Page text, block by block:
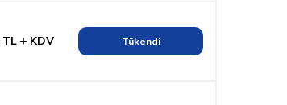
TL KDV Tükendi